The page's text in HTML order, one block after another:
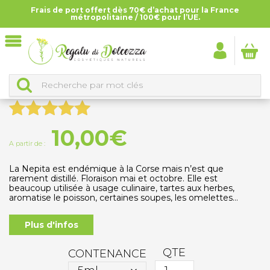
Frais de port offert dès 70€ d’achat pour la France
métropolitaine / 100€ pour l’UE.
Accueil>Tous les produits>Huiles essentielles>Huile
essentielle de Népita
HUILE ESSENTIELLE DE NÉPITA
5.00
sur 5
basé sur
notation
client
A partir de : 10,00€
La Nepita est endémique à la Corse mais n’est que
rarement distillé. Floraison mai et octobre. Elle est
beaucoup utilisée à usage culinaire, tartes aux herbes,
aromatise le poisson, certaines soupes, les omelettes…
Plus d'infos
CONTENANCE QTE